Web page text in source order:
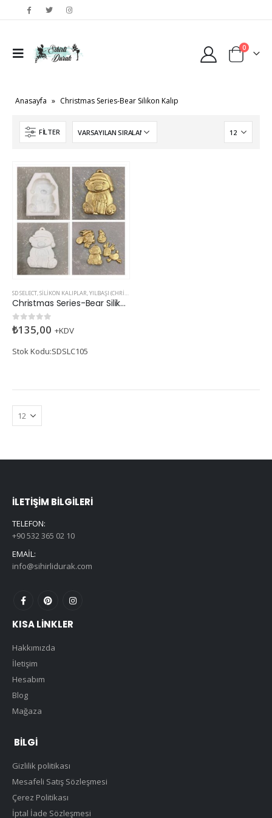
0
Anasayfa » Christmas Series-Bear Silikon Kalıp
FILTER
SD SELECT,SILIKON KALIPLAR,YILBAŞI (CHRISTMAS)
Christmas Series-Bear Silikon Kalıp
05 üzerinden
₺135,00 +KDV
Stok Kodu:SDSLC105
İLETIŞIM BILGILERI
TELEFON:
+90 532 365 02 10
EMAIL:
info@sihirlidurak.com
KISA LINKLER
Hakkımızda
İletişim
Hesabım
Blog
Mağaza
BILGI
Gizlilik politikası
Mesafeli Satış Sözleşmesi
Çerez Politikası
İptal İade Sözleşmesi